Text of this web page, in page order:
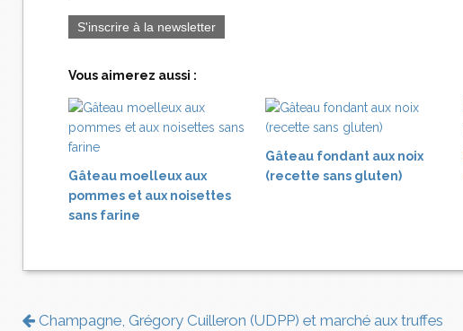
S'inscrire à la newsletter
Vous aimerez aussi :
Gâteau moelleux aux
pommes et aux noisettes
sans farine
Gâteau fondant aux noix
(recette sans gluten)
Champagne, Grégory Cuilleron (UDPP) et marché aux truffes